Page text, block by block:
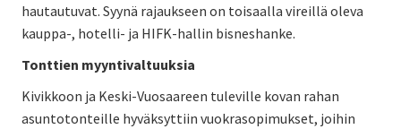
hautautuvat. Syynä rajaukseen on toisaalla vireillä oleva
kauppa-, hotelli- ja HIFK-hallin bisneshanke.
Tonttien myyntivaltuuksia
Kivikkoon ja Keski-Vuosaareen tuleville kovan rahan
asuntotonteille hyväksyttiin vuokrasopimukset, joihin